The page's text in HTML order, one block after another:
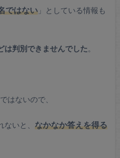
ではない」としている情報も
は判別できませんでした。
はないので、
いと、 なかなか答えを得る